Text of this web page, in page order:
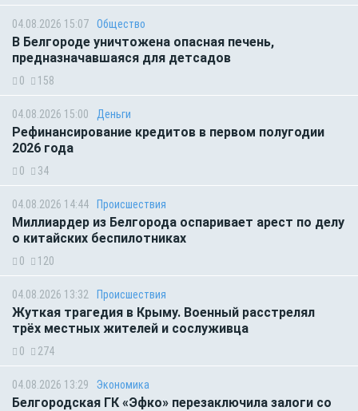
04.08.2026 15:07 Общество
В Белгороде уничтожена опасная печень,
предназначавшаяся для детсадов
0 158
04.08.2026 15:00 Деньги
Рефинансирование кредитов в первом полугодии
2026 года
0 34
04.08.2026 14:44 Происшествия
Миллиардер из Белгорода оспаривает арест по делу
о китайских беспилотниках
0 120
04.08.2026 13:32 Происшествия
Жуткая трагедия в Крыму. Военный расстрелял
трёх местных жителей и сослуживца
0 274
04.08.2026 13:29 Экономика
Белгородская ГК «Эфко» перезаключила залоги со